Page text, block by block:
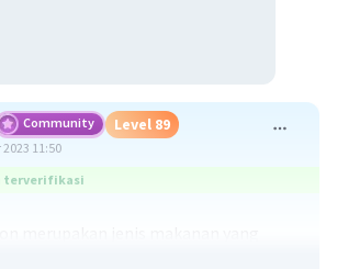
Community Level 89
11:50
terverifikasi